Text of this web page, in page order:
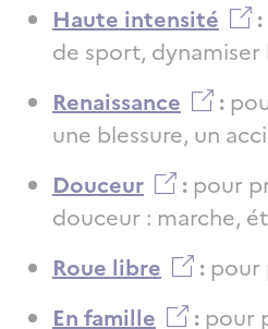
Haute intensité
:
de sport, dynamiser
Renaissance
:
une blessure, un
Douceur
: pour
douceur : marche,
Roue libre
: pour
En famille
: pour